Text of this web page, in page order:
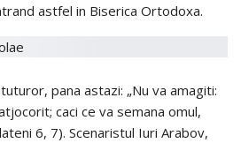
astfel in Biserica Ortodoxa.
pana astazi: „Nu va amagiti:
caci ce va semana omul,
6, 7). Scenaristul Iuri Arabov,